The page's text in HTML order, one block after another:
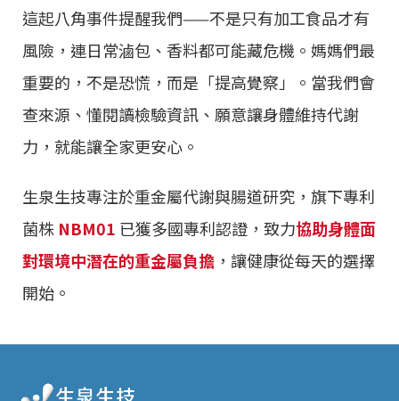
這起八角事件提醒我們——不是只有加工食品才有
風險，連日常滷包、香料都可能藏危機。媽媽們最
重要的，不是恐慌，而是「提高覺察」。當我們會
查來源、懂閱讀檢驗資訊、願意讓身體維持代謝
力，就能讓全家更安心。
生泉生技專注於重金屬代謝與腸道研究，旗下專利
菌株 NBM01 已獲多國專利認證，致力協助身體面
對環境中潛在的重金屬負擔 ，讓健康從每天的選擇
開始。